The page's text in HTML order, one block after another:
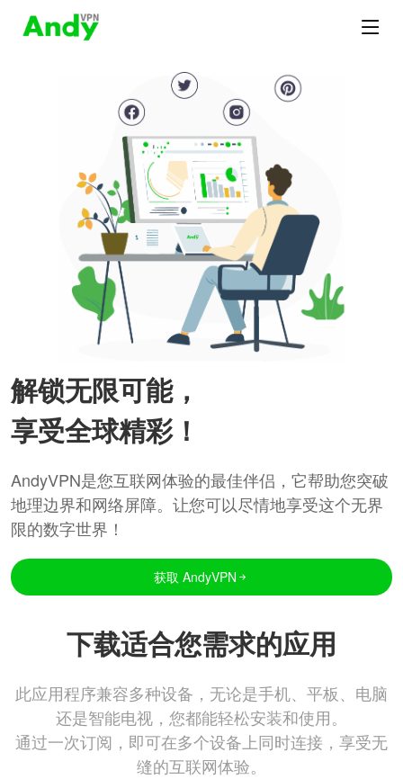
解锁无限可能，
享受全球精彩！
AndyVPN是您互联网体验的最佳伴侣，它帮助您突破
地理边界和网络屏障。让您可以尽情地享受这个无界
限的数字世界！
获取 AndyVPN
下载适合您需求的应用
此应用程序兼容多种设备，无论是手机、平板、电脑
还是智能电视，您都能轻松安装和使用。
通过一次订阅，即可在多个设备上同时连接，享受无
缝的互联网体验。